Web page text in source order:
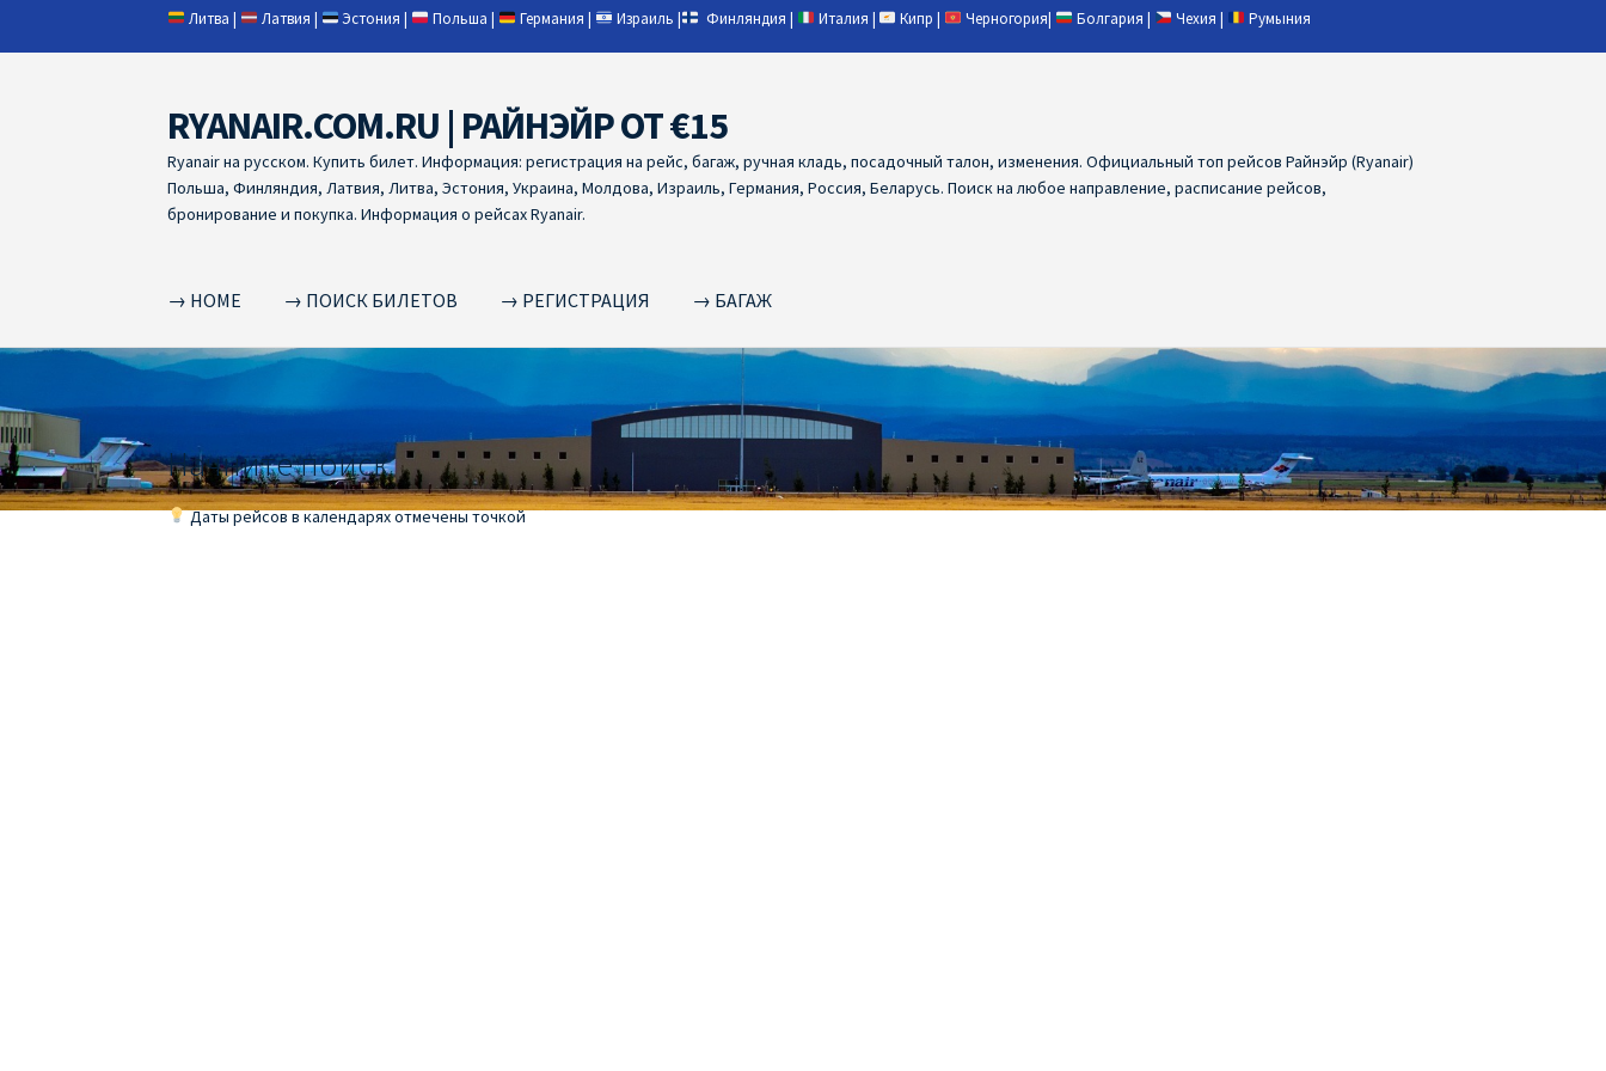
Литва | Латвия | Эстония | Польша | Германия | Израиль | Финляндия | Италия | Кипр | Черногория| Болгария | Чехия | Румыния
Skip
to
navigation
Skip
to
content
RYANAIR.COM.RU | РАЙНЭЙР ОТ €15
Ryanair на русском. Купить билет. Информация: регистрация на рейс, багаж, ручная кладь, посадочный талон, изменения. Официальный топ рейсов Райнэйр (Ryanair)
Польша, Финляндия, Латвия, Литва, Эстония, Украина, Молдова, Израиль, Германия, Россия, Беларусь. Поиск на любое направление, расписание рейсов,
бронирование и покупка. Информация о рейсах Ryanair.
→ HOME → ПОИСК БИЛЕТОВ → РЕГИСТРАЦИЯ → БАГАЖ
HomeRYANAIR | ПОИСК АВИАБИЛЕТОВ Ryanair ГерманияRyanair ГрецияRyanair дешевые авиабилеты
RYANAIR ДОБАВИТЬ БАГАЖRyanair зміниRyanair из ВаршавыRyanair из Вильнюса Ryanair из КаунасаRyanair из ЛаппеенрантыRyanair из Лондона
RYANAIR ИЗ РИГИRyanair из СтокгольмаRYANAIR ИЗ ТАЛЛИНАRyanair из ТампереRYANAIR ИЗ ЧЕХИИ | ПРАГА, ОСТРАВА, ПАРДУБИЦЕ, БРНО
Начните поиск
Даты рейсов в календарях отмечены точкой